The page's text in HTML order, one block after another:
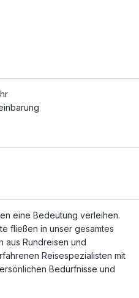
eine Bedeutung verleihen.
fließen in unser gesamtes
aus Rundreisen und
Reisespezialisten mit
Bedürfnisse und